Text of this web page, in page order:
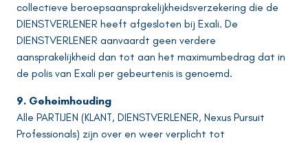
collectieve beroepsaansprakelijkheidsverzekering die de
DIENSTVERLENER heeft afgesloten bij Exali. De
DIENSTVERLENER aanvaardt geen verdere
aansprakelijkheid dan tot aan het maximumbedrag dat in
de polis van Exali per gebeurtenis is genoemd.
9. Geheimhouding
Alle PARTIJEN (KLANT, DIENSTVERLENER, Nexus Pursuit
Professionals) zijn over en weer verplicht tot